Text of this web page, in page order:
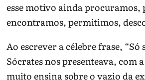
esse motivo ainda procuramos,
encontramos, permitimos,
Ao escrever a célebre frase, “Só
Sócrates nos presenteava, com
muito ensina sobre o vazio da